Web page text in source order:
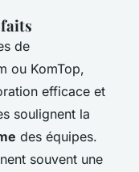
de
ou KomTop,
efficace et
soulignent la
des équipes.
souvent une